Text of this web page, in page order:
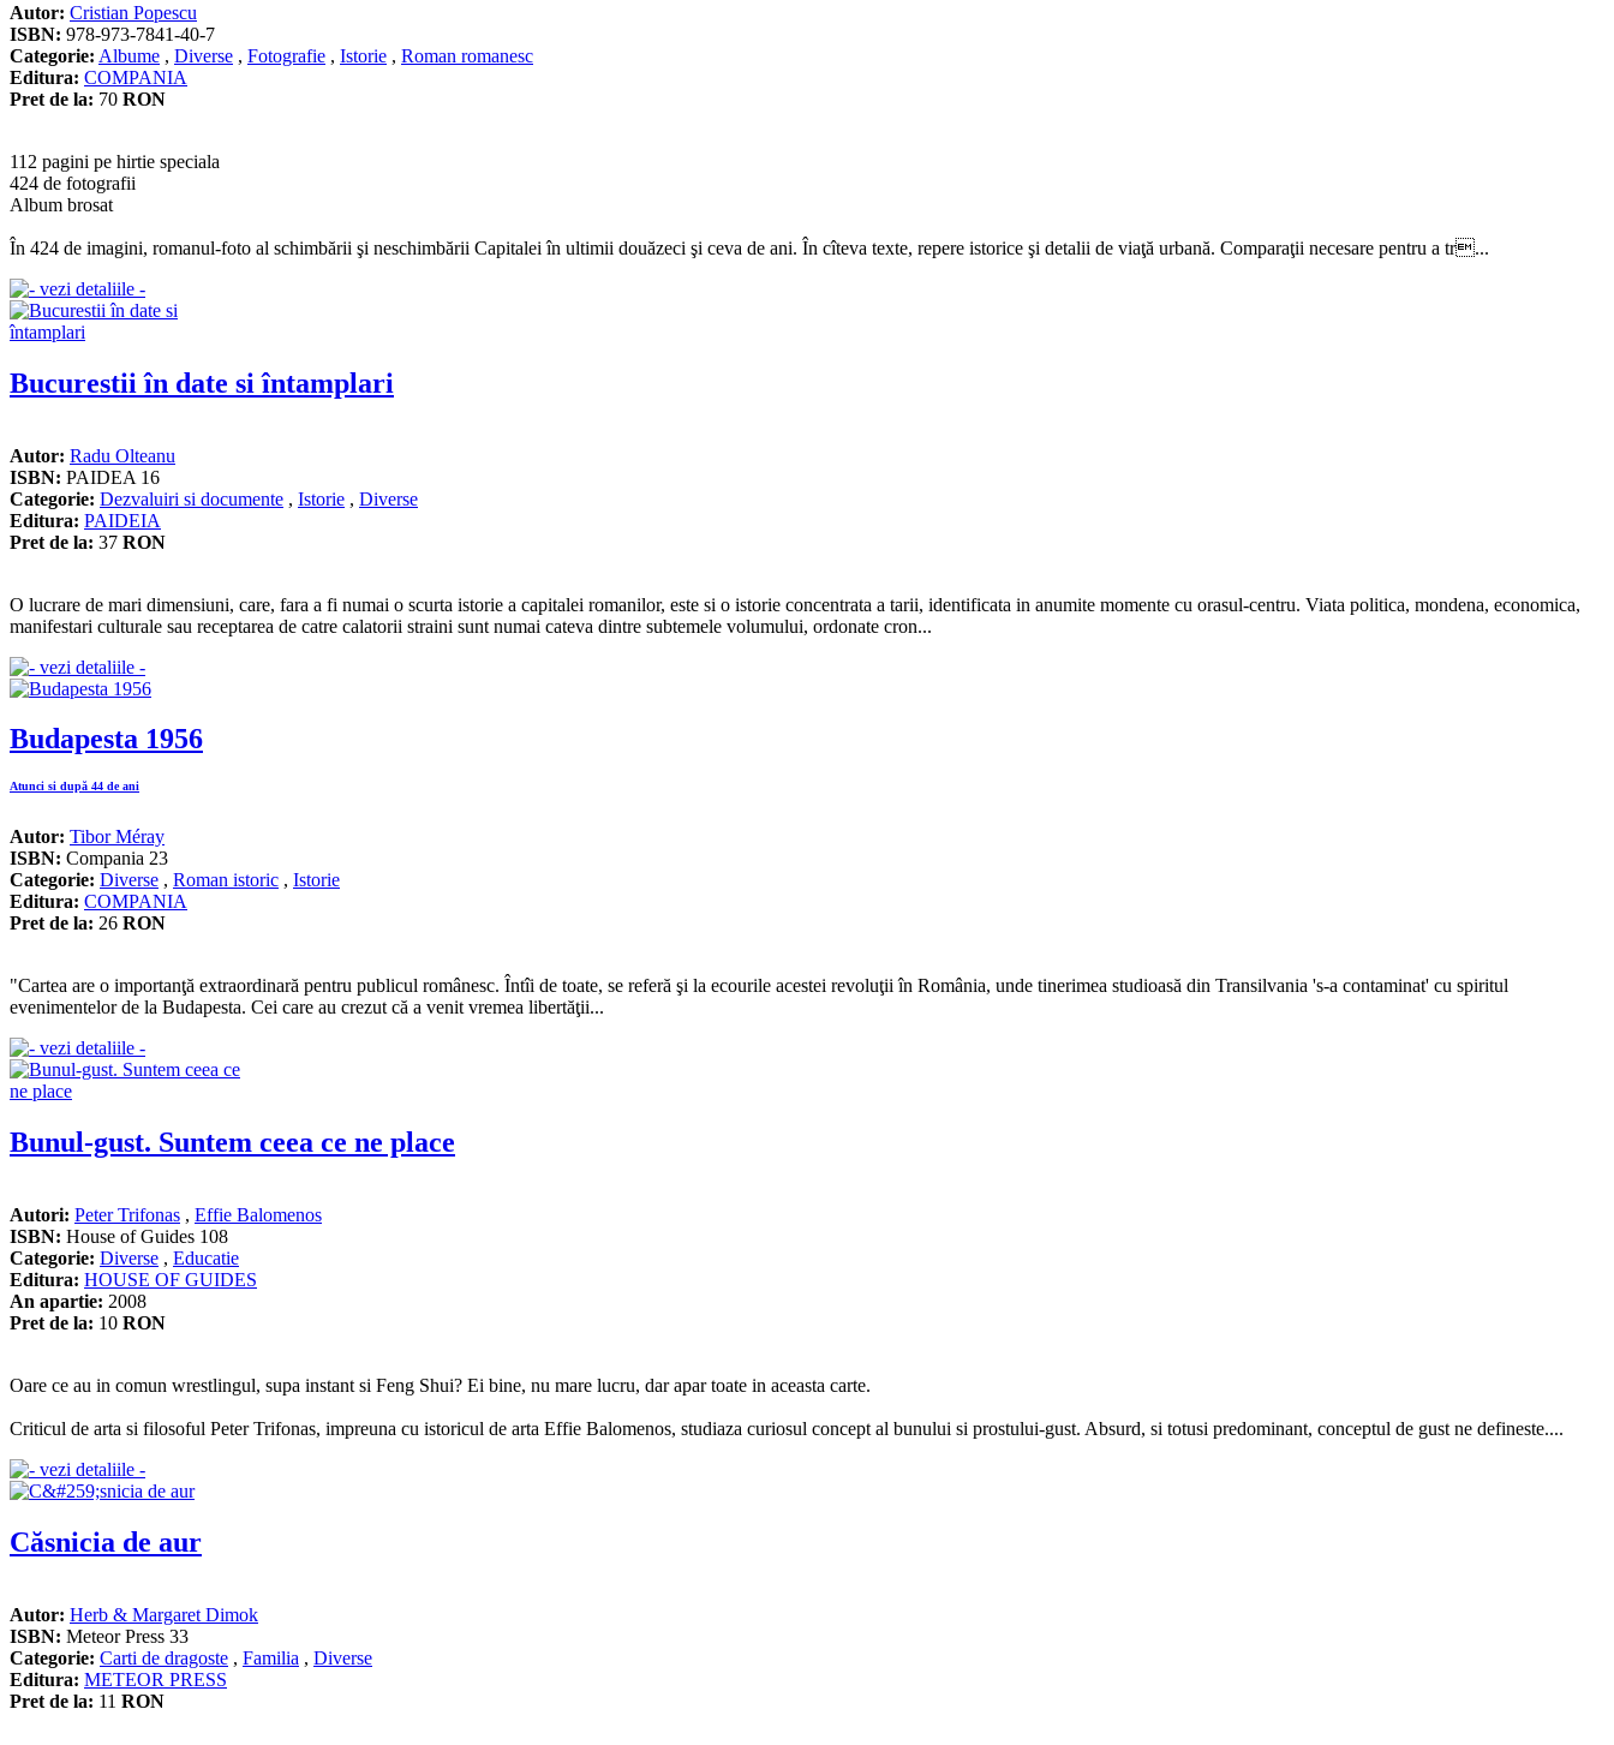
Autor: Cristian Popescu
ISBN: 978-973-7841-40-7
Categorie: Albume , Diverse , Fotografie , Istorie , Roman romanesc
Editura: COMPANIA
Pret de la: 70 RON
112 pagini pe hirtie speciala
424 de fotografii
Album brosat
În 424 de imagini, romanul-foto al schimbării şi neschimbării Capitalei în ultimii douăzeci şi ceva de ani. În cîteva texte, repere istorice şi detalii de viaţă urbană. Comparaţii necesare pentru a tr...
Bucurestii în date si întamplari
Autor: Radu Olteanu
ISBN: PAIDEA 16
Categorie: Dezvaluiri si documente , Istorie , Diverse
Editura: PAIDEIA
Pret de la: 37 RON
O lucrare de mari dimensiuni, care, fara a fi numai o scurta istorie a capitalei romanilor, este si o istorie concentrata a tarii, identificata in anumite momente cu orasul-centru. Viata politica, mondena, economica,
manifestari culturale sau receptarea de catre calatorii straini sunt numai cateva dintre subtemele volumului, ordonate cron...
Budapesta 1956
Atunci si după 44 de ani
Autor: Tibor Méray
ISBN: Compania 23
Categorie: Diverse , Roman istoric , Istorie
Editura: COMPANIA
Pret de la: 26 RON
"Cartea are o importanţă extraordinară pentru publicul românesc. Întîi de toate, se referă şi la ecourile acestei revoluţii în România, unde tinerimea studioasă din Transilvania 's-a contaminat' cu spiritul
evenimentelor de la Budapesta. Cei care au crezut că a venit vremea libertăţii...
Bunul-gust. Suntem ceea ce ne place
Autori: Peter Trifonas , Effie Balomenos
ISBN: House of Guides 108
Categorie: Diverse , Educatie
Editura: HOUSE OF GUIDES
An apartie: 2008
Pret de la: 10 RON
Oare ce au in comun wrestlingul, supa instant si Feng Shui? Ei bine, nu mare lucru, dar apar toate in aceasta carte.
Criticul de arta si filosoful Peter Trifonas, impreuna cu istoricul de arta Effie Balomenos, studiaza curiosul concept al bunului si prostului-gust. Absurd, si totusi predominant, conceptul de gust ne defineste....
Căsnicia de aur
Autor: Herb & Margaret Dimok
ISBN: Meteor Press 33
Categorie: Carti de dragoste , Familia , Diverse
Editura: METEOR PRESS
Pret de la: 11 RON